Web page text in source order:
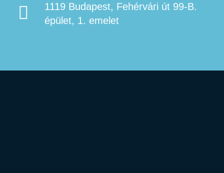
1119 Budapest, Fehérvári út 99-B.
épület, 1. emelet